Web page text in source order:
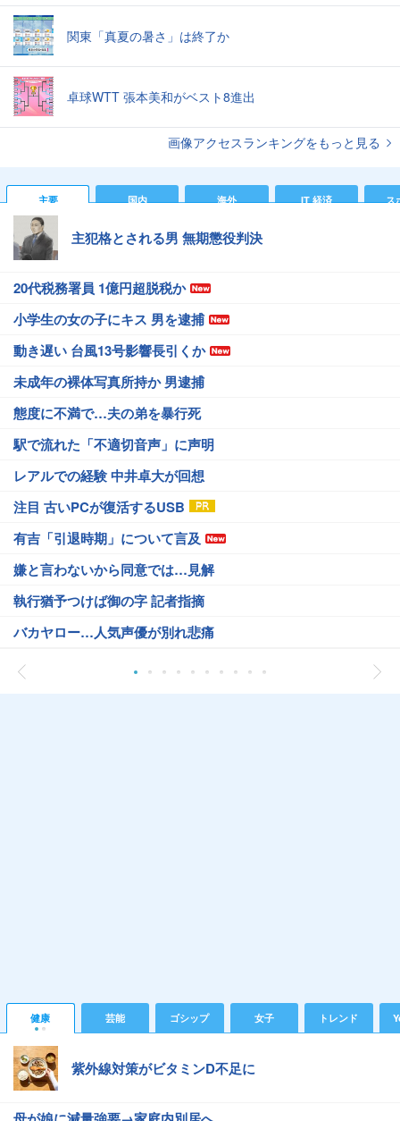
関東「真夏の暑さ」は終了か
卓球WTT 張本美和がベスト8進出
画像アクセスランキングをもっと見る
主要 国内 海外 IT 経済 ス
主犯格とされる男 無期懲役判決
20代税務署員 1億円超脱税か
小学生の女の子にキス 男を逮捕
動き遅い 台風13号影響長引くか
未成年の裸体写真所持か 男逮捕
態度に不満で…夫の弟を暴行死
駅で流れた「不適切音声」に声明
レアルでの経験 中井卓大が回想
注目 古いPCが復活するUSB
有吉「引退時期」について言及
嫌と言わないから同意では…見解
執行猶予つけば御の字 記者指摘
バカヤロー…人気声優が別れ悲痛
健康 芸能 ゴシップ 女子 トレンド
紫外線対策がビタミンD不足に